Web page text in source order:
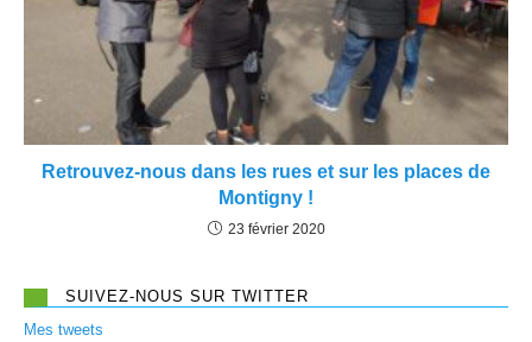
Retrouvez-nous dans les rues et sur les places de
Montigny !
23 février 2020
SUIVEZ-NOUS SUR TWITTER
Mes tweets